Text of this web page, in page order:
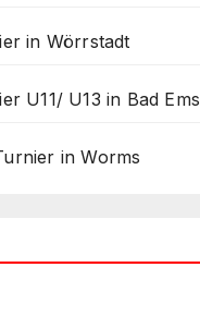
in Wörrstadt
U11/ U13 in Bad Ems
in Worms